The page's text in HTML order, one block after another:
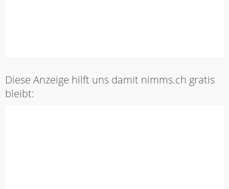
Diese Anzeige hilft uns damit nimms.ch gratis
bleibt: